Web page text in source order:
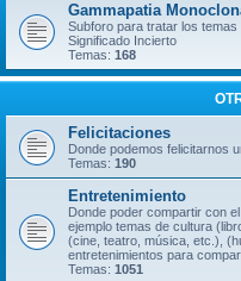
Gammapatia
Subforo para tratar los
Significado Incierto
Temas: 168
Felicitaciones
Donde podemos felicitarnos
Temas: 190
Entretenimiento
Donde poder compartir con
ejemplo temas de cultura
(cine, teatro, música, etc.),
entretenimientos para
Temas: 1051